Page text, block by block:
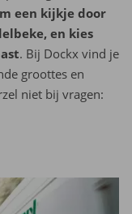
een kijkje door
en kies
. Bij Dockx vind je
groottes en
niet bij vragen: